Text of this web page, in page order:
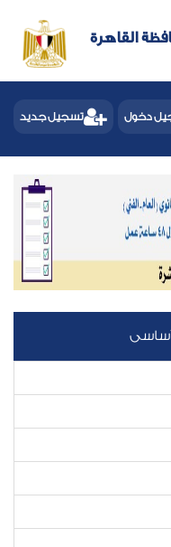
القاهرة
دخول تسجيل جديد